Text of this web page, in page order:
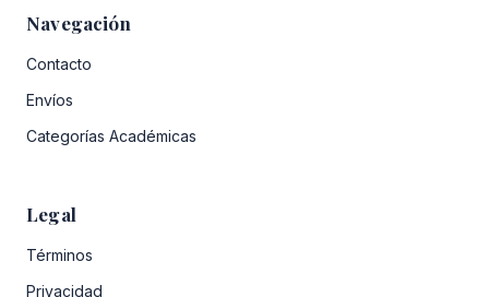
Navegación
Contacto
Envíos
Categorías Académicas
Legal
Términos
Privacidad